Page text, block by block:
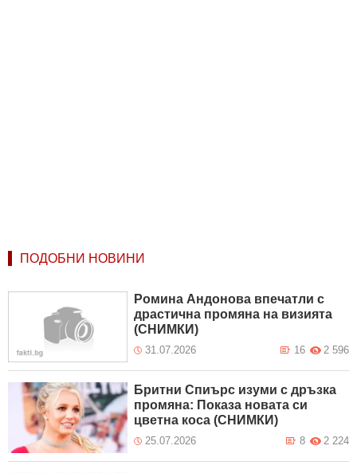
ПОДОБНИ НОВИНИ
Ромина Андонова впечатли с
драстична промяна на визията
(СНИМКИ)
31.07.2026 2 596
16
Бритни Спиърс изуми с дръзка
промяна: Показа новата си
цветна коса (СНИМКИ)
25.07.2026 2 224
8